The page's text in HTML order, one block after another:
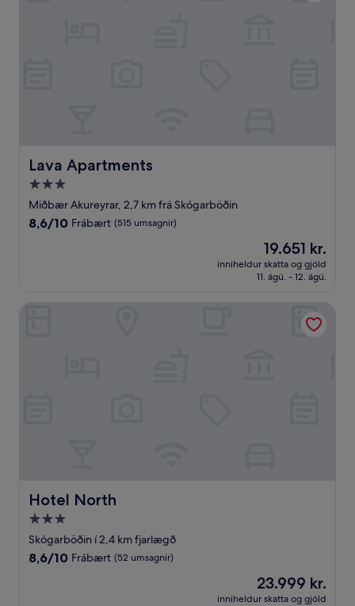
Lava Apartments
Lava Apartments
3.0
stjörnu
gististaður
Miðbær Akureyrar, 2,7 km frá Skógarböðin
8.6
8,6/10 Frábært (515 umsagnir)
Verðið
er
19.651 kr.
19.651 kr.
inniheldur skatta og gjöld
11. ágú. - 12. ágú.
Hotel North
Hotel North
3.0
stjörnu
gististaður
Skógarböðin í 2,4 km fjarlægð
8.6
8,6/10 Frábært (52 umsagnir)
Verðið
er
23.999 kr.
inniheldur skatta og gjöld